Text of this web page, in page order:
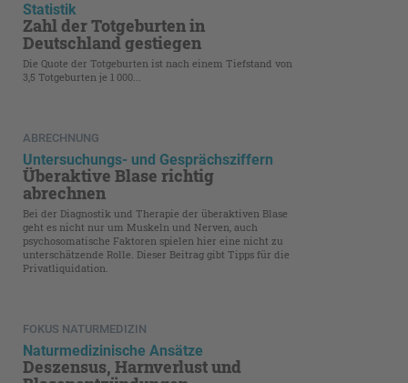
Statistik
Zahl der Totgeburten in
Deutschland gestiegen
Die Quote der Totgeburten ist nach einem Tiefstand von
3,5 Totgeburten je 1 000...
ABRECHNUNG
Untersuchungs- und Gesprächsziffern
Überaktive Blase richtig
abrechnen
Bei der Diagnostik und Therapie der überaktiven Blase
geht es nicht nur um Muskeln und Nerven, auch
psychosomatische Faktoren spielen hier eine nicht zu
unterschätzende Rolle. Dieser Beitrag gibt Tipps für die
Privatliquidation.
FOKUS NATURMEDIZIN
Naturmedizinische Ansätze
Deszensus, Harnverlust und